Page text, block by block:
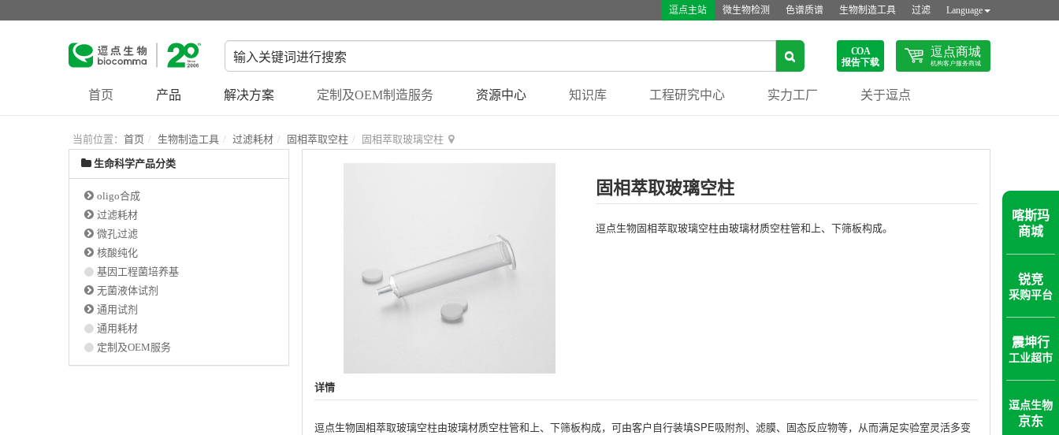
逗点主站 微生物检测 色谱质谱 生物制造工具 过滤 Language
首页 产品 解决方案 定制及OEM制造服务 资源中心 知识库 工程研究中心 实力工厂 关于逗点
当前位置： 首页 生物制造工具 过滤耗材 固相萃取空柱 固相萃取玻璃空柱
固相萃取玻璃空柱
逗点生物固相萃取玻璃空柱由玻璃材质空柱管和上、下筛板构成。
详情
逗点生物固相萃取玻璃空柱由玻璃材质空柱管和上、下筛板构成，可由客户自行装填SPE吸附剂、滤膜、固态反应物等，从而满足实验室灵活多变
生命科学产品分类
oligo合成
过滤耗材
微孔过滤
核酸纯化
基因工程菌培养基
无菌液体试剂
通用试剂
通用耗材
定制及OEM服务
喀斯玛
商城
锐竞
采购平台
震坤行
工业超市
逗点生物
京东